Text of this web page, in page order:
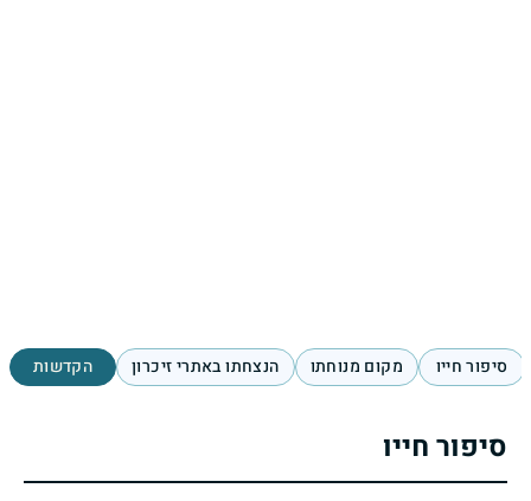
סיפור חייו מקום מנוחתו הנצחתו באתרי זיכרון הקדשות
סיפור חייו